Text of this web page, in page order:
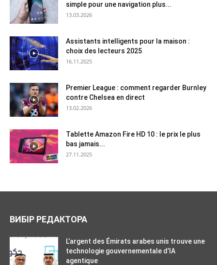
simple pour une navigation plus...
13.03.2026
Assistants intelligents pour la maison :
choix des lecteurs 2025
16.11.2025
Premier League : comment regarder Burnley
contre Chelsea en direct
13.02.2026
Tablette Amazon Fire HD 10 : le prix le plus
bas jamais...
27.11.2025
ВИБІР РЕДАКТОРА
L’argent des Émirats arabes unis trouve une
technologie gouvernementale d’IA
agentique